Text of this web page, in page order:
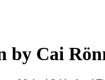
by Cai